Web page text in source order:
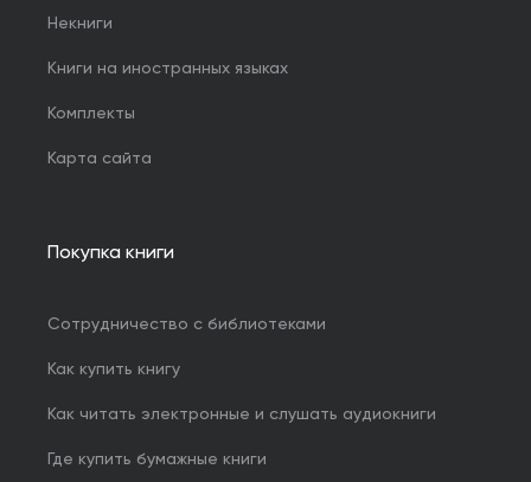
Некниги
Книги на иностранных языках
Комплекты
Карта сайта
Покупка книги
Сотрудничество с библиотеками
Как купить книгу
Как читать электронные и слушать аудиокниги
Где купить бумажные книги